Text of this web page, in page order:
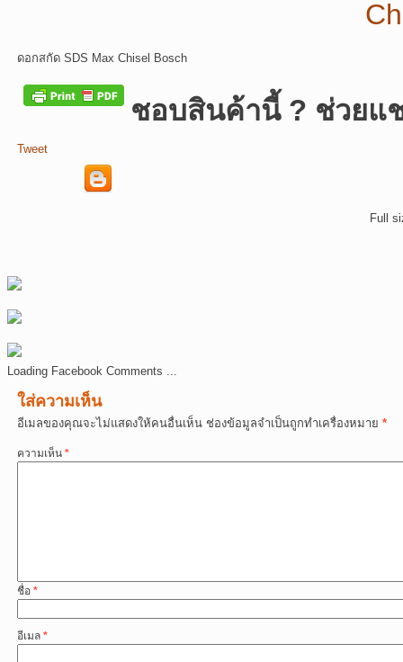
ดอกสกัด SDS Max Chisel Bosch
ชอบสินค้านี้ ? ช่วยแ
Tweet
Full
Loading Facebook Comments ...
ใส่ความเห็น
อีเมลของคุณจะไม่แสดงให้คนอื่นเห็น ช่องข้อมูลจำเป็นถูกทำเครื่องหมาย *
ความเห็น *
ชื่อ *
อีเมล *